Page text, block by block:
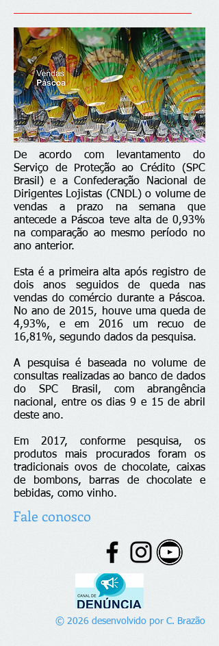
De acordo com levantamento do
Serviço de Proteção ao Crédito (SPC
Brasil) e a Confederação Nacional de
Dirigentes Lojistas (CNDL) o volume de
vendas a prazo na semana que
antecede a Páscoa teve alta de 0,93%
na comparação ao mesmo período no
ano anterior.
Esta é a primeira alta após registro de
dois anos seguidos de queda nas
vendas do comércio durante a Páscoa.
No ano de 2015, houve uma queda de
4,93%, e em 2016 um recuo de
16,81%, segundo dados da pesquisa.
A pesquisa é baseada no volume de
consultas realizadas ao banco de dados
do SPC Brasil, com abrangência
nacional, entre os dias 9 e 15 de abril
deste ano.
Em 2017, conforme pesquisa, os
produtos mais procurados foram os
tradicionais ovos de chocolate, caixas
de bombons, barras de chocolate e
bebidas, como vinho.
Fale conosco
© 2026 desenvolvido por C. Brazão